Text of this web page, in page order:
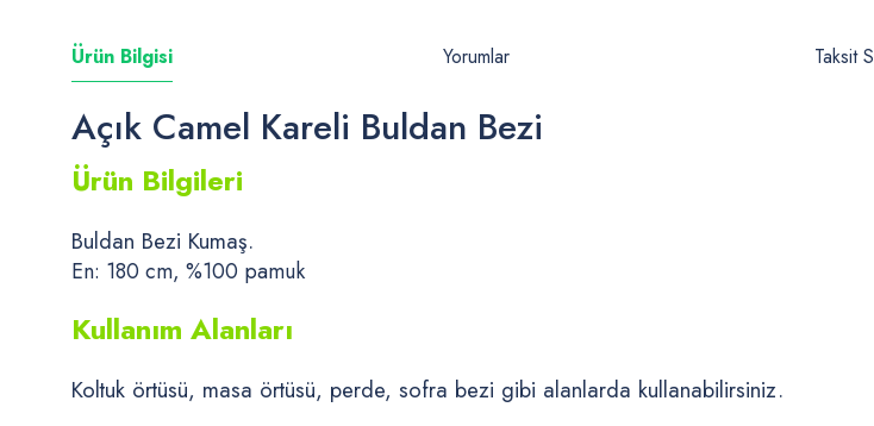
Ürün Bilgisi Yorumlar Taksit
Açık Camel Kareli Buldan Bezi
Ürün Bilgileri
Buldan Bezi Kumaş.
En: 180 cm, %100 pamuk
Kullanım Alanları
Koltuk örtüsü, masa örtüsü, perde, sofra bezi gibi alanlarda kullanabilirsiniz.